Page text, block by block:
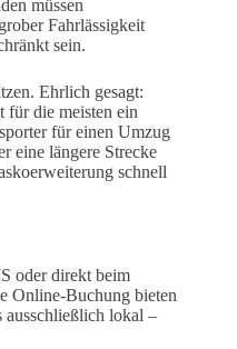
müssen
Fahrlässigkeit
sein.
Ehrlich gesagt:
für die meisten ein
für einen Umzug
eine längere Strecke
schnell
oder direkt beim
Online-Buchung bieten
ausschließlich lokal –